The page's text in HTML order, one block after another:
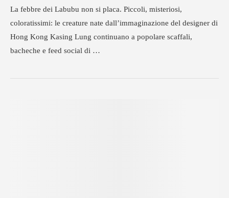
La febbre dei Labubu non si placa. Piccoli, misteriosi,
coloratissimi: le creature nate dall’immaginazione del designer di
Hong Kong Kasing Lung continuano a popolare scaffali,
bacheche e feed social di …